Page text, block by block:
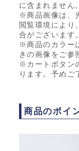
に含まれません。
※商品画像は、
閲覧環境により
合がございます
※商品のカラー
きの画像をご参
※カートボタン
ります。予めご
商品のポイ